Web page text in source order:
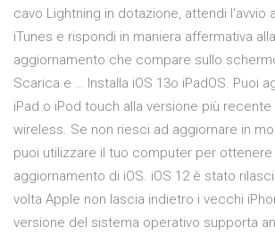
cavo Lightning in dotazione, attendi l'avvio
iTunes e rispondi in maniera affermativa
aggiornamento che compare sullo
Scarica e … Installa iOS 13o iPadOS. Puoi
iPad o iPod touch alla versione più recente
wireless. Se non riesci ad aggiornare in
puoi utilizzare il tuo computer per ottenere
aggiornamento di iOS. iOS 12 è stato
volta Apple non lascia indietro i vecchi
versione del sistema operativo supporta